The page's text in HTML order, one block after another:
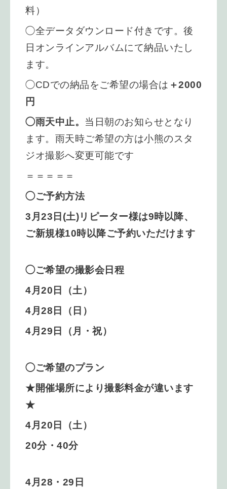
料）
◯全データダウンロード付きです。後
日オンラインアルバムにて納品いたし
ます。
◯CDでの納品をご希望の場合は ＋2000
円
◯雨天中止。 当日朝のお知らせとなり
ます。雨天時ご希望の方は小熊のスタ
ジオ撮影へ変更可能です
＝＝＝＝＝
◯ご予約方法
3月23日(土)リピーター様は9時以降、
ご新規様10時以降ご予約いただけます
◯ご希望の撮影会日程
4月20日（土）
4月28日（日）
4月29日（月・祝）
◯ご希望のプラン
★開催場所により撮影料金が違います
★
4月20日（土）
20分・40分
4月28・29日